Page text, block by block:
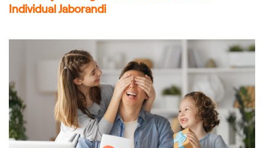
Individual Jaborandi